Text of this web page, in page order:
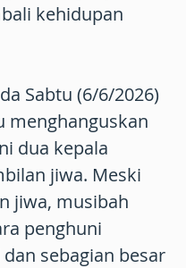
kehidupan
Sabtu (6/6/2026)
menghanguskan
dua kepala
jiwa. Meski
jiwa, musibah
penghuni
sebagian besar